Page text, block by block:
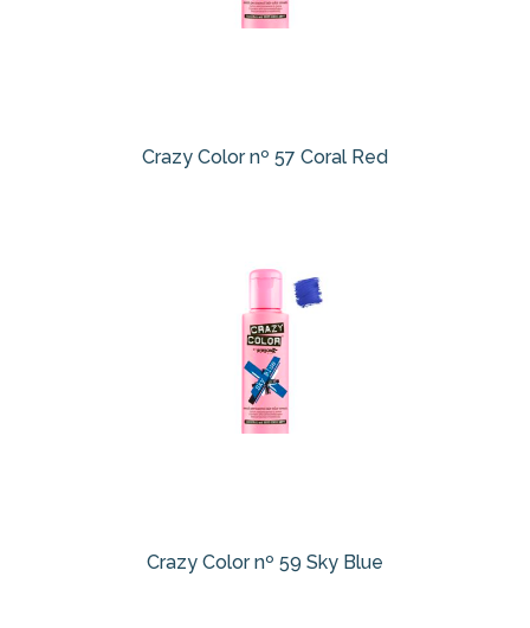
Crazy Color nº 57 Coral Red
Crazy Color nº 59 Sky Blue